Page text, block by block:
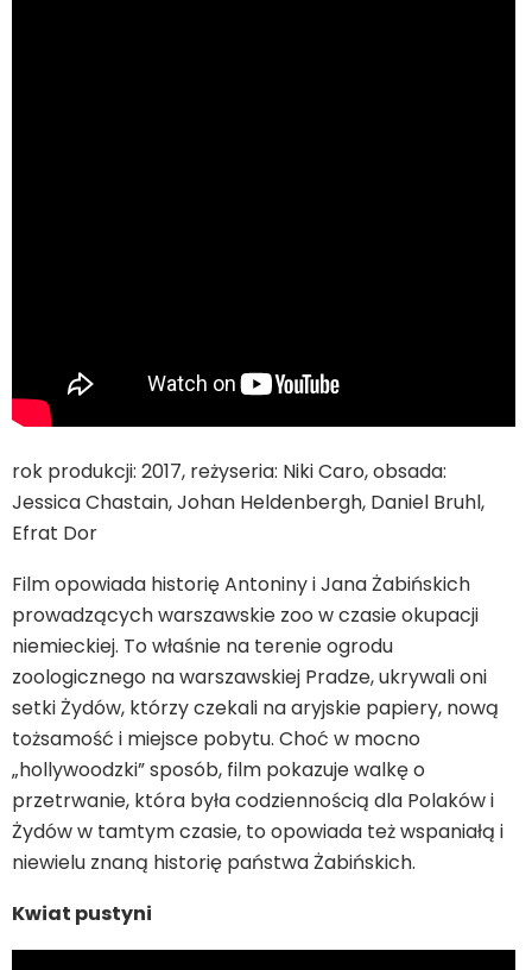
rok produkcji: 2017, reżyseria: Niki Caro, obsada:
Jessica Chastain, Johan Heldenbergh, Daniel Bruhl,
Efrat Dor
Film opowiada historię Antoniny i Jana Żabińskich
prowadzących warszawskie zoo w czasie okupacji
niemieckiej. To właśnie na terenie ogrodu
zoologicznego na warszawskiej Pradze, ukrywali oni
setki Żydów, którzy czekali na aryjskie papiery, nową
tożsamość i miejsce pobytu. Choć w mocno
„hollywoodzki” sposób, film pokazuje walkę o
przetrwanie, która była codziennością dla Polaków i
Żydów w tamtym czasie, to opowiada też wspaniałą i
niewielu znaną historię państwa Żabińskich.
Kwiat pustyni